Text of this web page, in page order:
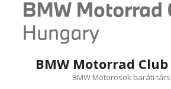
content
BMW Motorrad
BMW Motorosok baráti